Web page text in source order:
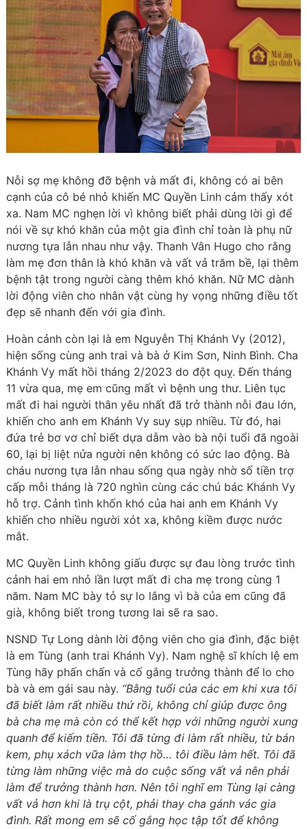
Nỗi sợ mẹ không đỡ bệnh và mất đi, không có ai bên
cạnh của cô bé nhỏ khiến MC Quyền Linh cảm thấy xót
xa. Nam MC nghẹn lời vì không biết phải dùng lời gì để
nói về sự khó khăn của một gia đình chỉ toàn là phụ nữ
nương tựa lẫn nhau như vậy. Thanh Vân Hugo cho rằng
làm mẹ đơn thân là khó khăn và vất vả trăm bề, lại thêm
bệnh tật trong người càng thêm khó khăn. Nữ MC dành
lời động viên cho nhân vật cùng hy vọng những điều tốt
đẹp sẽ nhanh đến với gia đình.
Hoàn cảnh còn lại là em Nguyễn Thị Khánh Vy (2012),
hiện sống cùng anh trai và bà ở Kim Sơn, Ninh Bình. Cha
Khánh Vy mất hồi tháng 2/2023 do đột quỵ. Đến tháng
11 vừa qua, mẹ em cũng mất vì bệnh ung thư. Liên tục
mất đi hai người thân yêu nhất đã trở thành nỗi đau lớn,
khiến cho anh em Khánh Vy suy sụp nhiều. Từ đó, hai
đứa trẻ bơ vơ chỉ biết dựa dẫm vào bà nội tuổi đã ngoài
60, lại bị liệt nửa người nên không có sức lao động. Bà
cháu nương tựa lẫn nhau sống qua ngày nhờ số tiền trợ
cấp mỗi tháng là 720 nghìn cùng các chú bác Khánh Vy
hỗ trợ. Cảnh tình khốn khó của hai anh em Khánh Vy
khiến cho nhiều người xót xa, không kiềm được nước
mắt.
MC Quyền Linh không giấu được sự đau lòng trước tình
cảnh hai em nhỏ lần lượt mất đi cha mẹ trong cùng 1
năm. Nam MC bày tỏ sự lo lắng vì bà của em cũng đã
già, không biết trong tương lai sẽ ra sao.
NSND Tự Long dành lời động viên cho gia đình, đặc biệt
là em Tùng (anh trai Khánh Vy). Nam nghệ sĩ khích lệ em
Tùng hãy phấn chấn và cố gắng trưởng thành để lo cho
bà và em gái sau này. “Bằng tuổi của các em khi xưa tôi
đã biết làm rất nhiều thứ rồi, không chỉ giúp được ông
bà cha mẹ mà còn có thể kết hợp với những người xung
quanh để kiếm tiền. Tôi đã từng đi làm rất nhiều, từ bán
kem, phụ xách vữa làm thợ hồ… tôi điều làm hết. Tôi đã
từng làm những việc mà do cuộc sống vất vả nên phải
làm để trưởng thành hơn. Nên tôi nghĩ em Tùng lại càng
vất vả hơn khi là trụ cột, phải thay cha gánh vác gia
đình. Rất mong em sẽ cố gắng học tập tốt để không